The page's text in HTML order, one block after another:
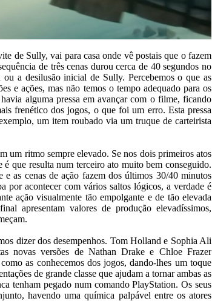
de Sully, vai para casa onde vê postais que o fazem
de três cenas durou cerca de 40 segundos no
a desilusão inicial de Sully. Percebemos o que as
e ações, mas não temos o tempo adequado para os
alguma pressa em avançar com o filme, ficando
frenético dos jogos, o que foi um erro. Esta pressa
um item roubado via um truque de carteirista
um ritmo sempre elevado. Se nos dois primeiros atos
que resulta num terceiro ato muito bem conseguido.
as cenas de ação fazem dos últimos 30/40 minutos
por acontecer com vários saltos lógicos, a verdade é
ação visualmente tão empolgante e de tão elevada
apresentam valores de produção elevadíssimos,
dizer dos desempenhos. Tom Holland e Sophia Ali
novas versões de Nathan Drake e Chloe Frazer
as conhecemos dos jogos, dando-lhes um toque
de grande classe que ajudam a tornar ambas as
tenham pegado num comando PlayStation. Os seus
havendo uma química palpável entre os atores